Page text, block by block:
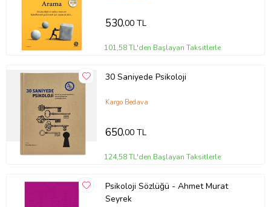
530,00 TL
101,58 TL'den Başlayan Taksitlerle
30 Saniyede Psikoloji
Kargo Bedava
650,00 TL
124,58 TL'den Başlayan Taksitlerle
Psikoloji Sözlüğü - Ahmet Murat
Seyrek